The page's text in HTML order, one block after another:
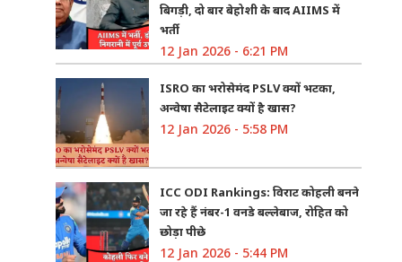
बिगड़ी, दो बार बेहोशी के बाद AIIMS में
भर्ती
12 Jan 2026 - 6:21 PM
ISRO का भरोसेमंद PSLV क्यों भटका,
अन्वेषा सैटेलाइट क्यों है खास?
12 Jan 2026 - 5:58 PM
ICC ODI Rankings: विराट कोहली बनने
जा रहे हैं नंबर-1 वनडे बल्लेबाज, रोहित को
छोड़ा पीछे
12 Jan 2026 - 5:44 PM